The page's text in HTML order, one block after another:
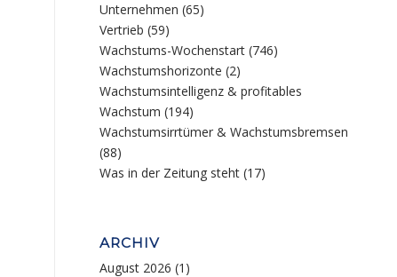
Unternehmen (65)
Vertrieb (59)
Wachstums-Wochenstart (746)
Wachstumshorizonte (2)
Wachstumsintelligenz & profitables
Wachstum (194)
Wachstumsirrtümer & Wachstumsbremsen
(88)
Was in der Zeitung steht (17)
ARCHIV
August 2026 (1)